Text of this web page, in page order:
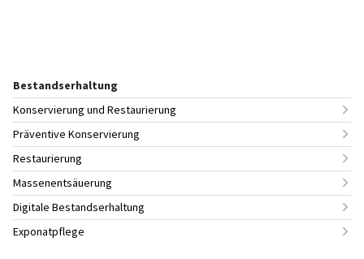
Bestandserhaltung
Konservierung und Restaurierung
Präventive Konservierung
Restaurierung
Massenentsäuerung
Digitale Bestandserhaltung
Exponatpflege